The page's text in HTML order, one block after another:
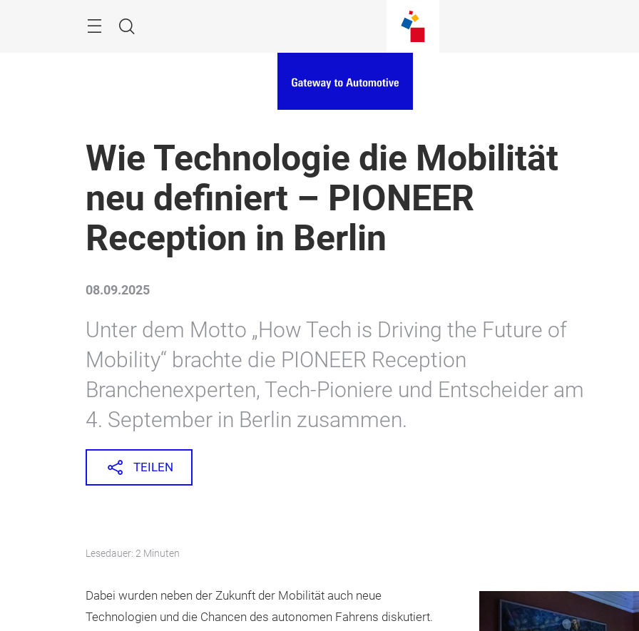
Suche
Wie Technologie die Mobilität
neu definiert – PIONEER
Reception in Berlin
08.09.2025
Unter dem Motto „How Tech is Driving the Future of
Mobility“ brachte die PIONEER Reception
Branchenexperten, Tech-Pioniere und Entscheider am
4. September in Berlin zusammen.
TEILEN
Lesedauer: 2 Minuten
Dabei wurden neben der Zukunft der Mobilität auch neue
Technologien und die Chancen des autonomen Fahrens diskutiert.